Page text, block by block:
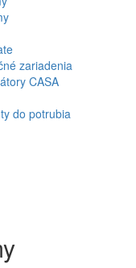
zariadenia
CASA
do potrubia